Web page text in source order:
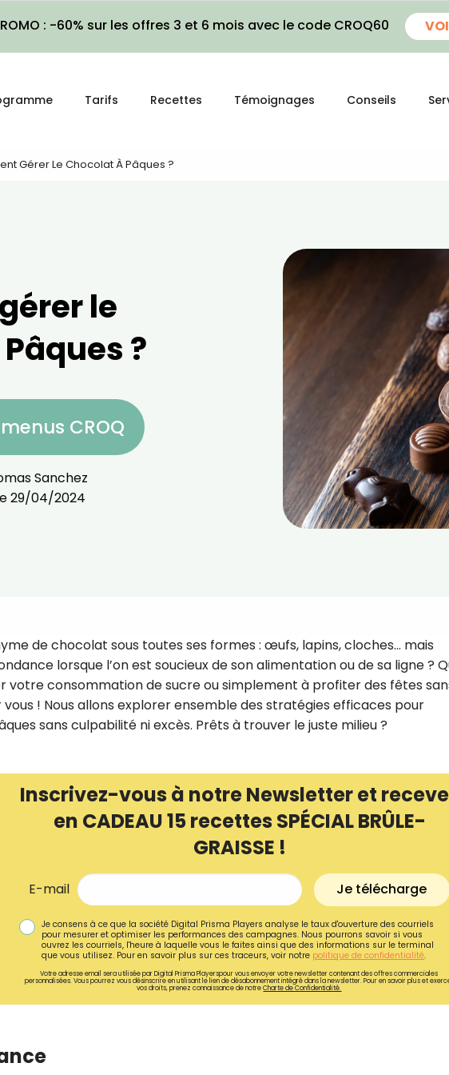
: -60% sur les offres 3 et 6 mois avec le code CROQ60
Tarifs Recettes Témoignages Conseils
Gérer Le Chocolat À Pâques ?
le
?
CROQ
Sanchez
29/04/2024
de chocolat sous toutes ses formes : œufs, lapins, cloches... mais
lorsque l’on est soucieux de son alimentation ou de sa ligne ?
votre consommation de sucre ou simplement à profiter des fêtes
! Nous allons explorer ensemble des stratégies efficaces pour
sans culpabilité ni excès. Prêts à trouver le juste milieu ?
Inscrivez-vous à notre Newsletter et
en CADEAU 15 recettes SPÉCIAL BRÛLE-
GRAISSE !
E-mail Je télécharge
Je consens à ce que la société Digital Prisma Players analyse le taux d'ouverture des courriels
pour mesurer et optimiser les performances des campagnes. Nous pourrons savoir si vous
ouvrez les courriels, l'heure à laquelle vous le faites ainsi que des informations sur le terminal
que vous utilisez. Pour en savoir plus sur ces traceurs, voir notre politique de confidentialité.
Votre adresse email sera utilisée par Digital Prisma Playerspour vous envoyer votre newsletter contenant des offres commerciales
personnalisées. Vous pourrez vous désinscrire en utilisant le lien de désabonnement intégré dans la newsletter. Pour en savoir plus et
vos droits, prenez connaissance de notreCharte de Confidentialité.